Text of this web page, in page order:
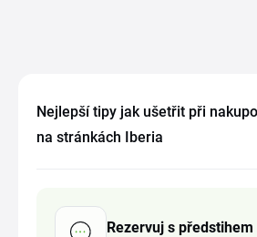
Nejlepší tipy jak ušetřit při
na stránkách Iberia
Rezervuj s předstihem